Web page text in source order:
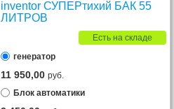
inventor СУПЕРтихий БАК 55
ЛИТРОВ
Есть на складе
генератор
11 950,00руб.
Блок автоматики